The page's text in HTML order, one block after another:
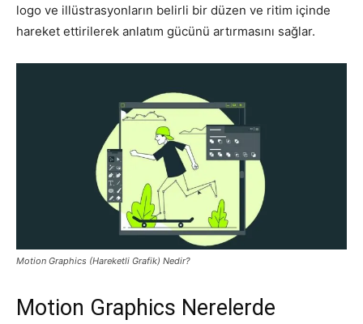
logo ve illüstrasyonların belirli bir düzen ve ritim içinde
hareket ettirilerek anlatım gücünü artırmasını sağlar.
Motion Graphics (Hareketli Grafik) Nedir?
Motion Graphics Nerelerde